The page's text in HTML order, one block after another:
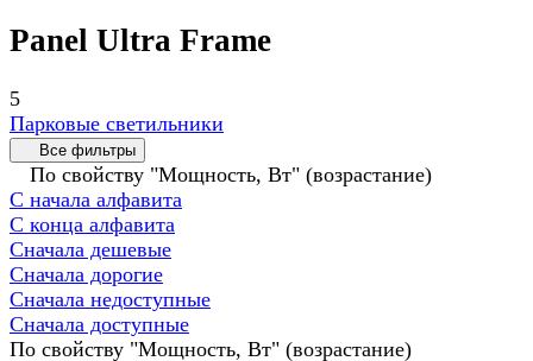
Panel Ultra Frame
5
Парковые светильники
Все фильтры
По свойству "Мощность, Вт" (возрастание)
С начала алфавита
С конца алфавита
Сначала дешевые
Сначала дорогие
Сначала недоступные
Сначала доступные
По свойству "Мощность, Вт" (возрастание)